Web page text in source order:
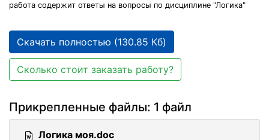
работа содержит ответы на вопросы по дисциплине "Логика"
Скачать полностью (130.85 Кб)
Сколько стоит заказать работу?
Прикрепленные файлы: 1 файл
Логика моя.doc